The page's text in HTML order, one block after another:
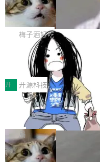
有云模型能够满足快速试用
但对于金融、能源、医疗等
让AI用起来，还要进一步看
Token花在哪里、算力是否
续增长的AI成本该如何优化
正是围绕这些实际问题，从
理两个方面，让用户的每一
得住、用得稳、省得下、更
始，Token使用一目...
ean 在 Google 工作了 27
不是一个人走。一同离开的
wat（Google 员工编号 23
年的编程搭档，
作者）、Quoc Le（Google
q2Seq 和 DocAI 的共同发
yals（Gemini 联合负责人，
🔥 SolonCode v2026.8.4
字体可调、22 种语言、
打开终端就能上岗的全中文
把「看得清、用母语、记得
齐。 SolonCode 是什么
耳科技研发的企业级终端
中文驱动的数字员工，自主
骤、编写代码。不挑模型、
装完即用。 开源地址：
b 安装 支持 Java 8+（
x / Windows / Harmony
x / Harmony PC curl -fsSL
r.org/solon...
梅子酒好吃
让“代码语义理解”深度释
价值潜能：华为云码道（
代码仓技术解析
一、代码仓深度理解技术的
程实践中，代码仓是企业核
体。企业级代码仓库通常包
个文件，其规模远超单次模
文窗口。随着项目规模的持
不断累积，代码仓中的模块
务逻辑等关键信息往往分散
件之中，形成高度复杂的知
开 开源科技
一条“删库”命令跑 17 小
师删光 89TB 数据只为干
最高人民检察院8月4日公布
名90后算法工程师王某，为
服务器空间，删光了公司AI
数据。 王某2024年1月入职
局
Cloudflare 分享推理优化